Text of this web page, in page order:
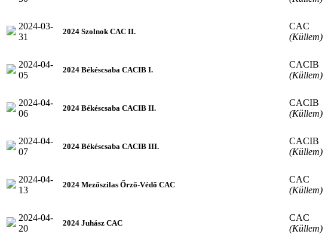
2024-03-
31
2024 Szolnok CAC II.
CAC
(Küllem)
2024-04-
05
2024 Békéscsaba CACIB I.
CACIB
(Küllem)
2024-04-
06
2024 Békéscsaba CACIB II.
CACIB
(Küllem)
2024-04-
07
2024 Békéscsaba CACIB III.
CACIB
(Küllem)
2024-04-
13
2024 Mezőszilas Őrző-Védő CAC
CAC
(Küllem)
2024-04-
20
2024 Juhász CAC
CAC
(Küllem)